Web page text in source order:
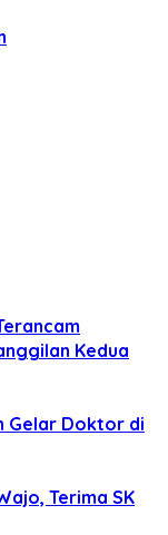
Kedua
Gelar Doktor di
Terima SK